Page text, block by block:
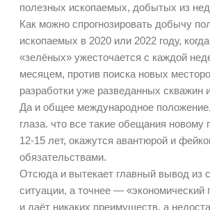
полезных ископаемых, добытых из
Как можно спрогнозировать добычу
ископаемых в 2020 или 2022 году,
«зелёных» ужесточается с каждой
месяцем, против поиска новых
разработки уже разведанных скважин
Да и общее международное
глаза. что все такие обещания новому
12-15 лет, окажутся авантюрой и
обязательствами.
Отсюда и вытекает главный вывод из
ситуации, а точнее — «экономический
и даёт никаких преимуществ, а